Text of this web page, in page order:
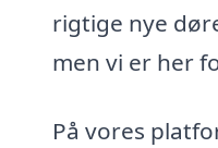
rigtige nye
men vi er her
På vores